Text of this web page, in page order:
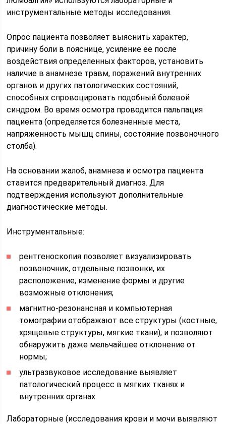
инструментальные методы исследования.
Опрос пациента позволяет выяснить характер,
причину боли в пояснице, усиление ее после
воздействия определенных факторов, установить
наличие в анамнезе травм, поражений внутренних
органов и других патологических состояний,
способных спровоцировать подобный болевой
синдром. Во время осмотра проводится пальпация
пациента (определяется болезненные места,
напряженность мышц спины, состояние позвоночного
столба).
На основании жалоб, анамнеза и осмотра пациента
ставится предварительный диагноз. Для
подтверждения используют дополнительные
диагностические методы.
Инструментальные:
рентгеноскопия позволяет визуализировать
позвоночник, отдельные позвонки, их
расположение, изменение формы и другие
возможные отклонения;
магнитно-резонансная и компьютерная
томографии отображают все структуры (костные,
хрящевые структуры, мягкие ткани); и позволяют
обнаружить даже мельчайшее отклонение от
нормы;
ультразвуковое исследование выявляет
патологический процесс в мягких тканях и
внутренних органах.
Лабораторные (исследования крови и мочи выявляют